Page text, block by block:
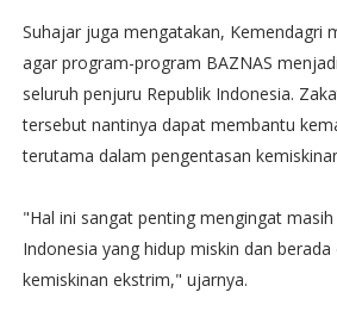
Suhajar juga mengatakan, Kemendagri
agar program-program BAZNAS
seluruh penjuru Republik Indonesia.
tersebut nantinya dapat membantu
terutama dalam pengentasan
"Hal ini sangat penting mengingat
Indonesia yang hidup miskin dan
kemiskinan ekstrim," ujarnya.